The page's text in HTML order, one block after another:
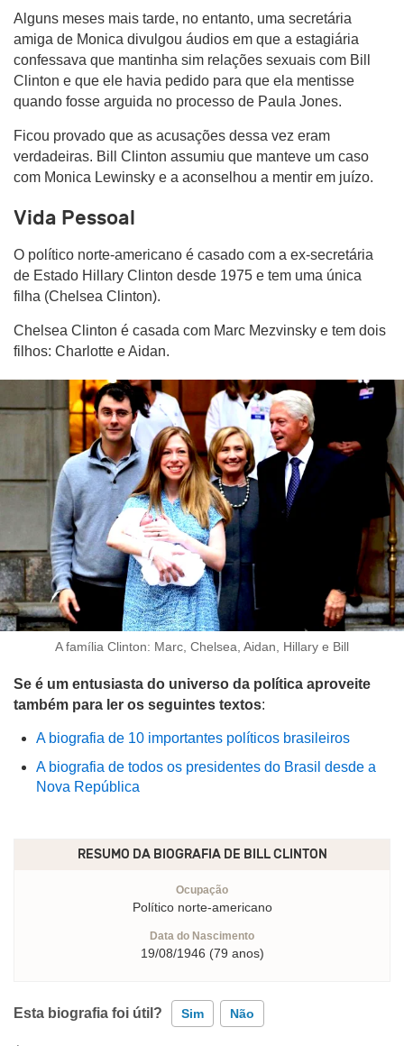
Alguns meses mais tarde, no entanto, uma secretária
amiga de Monica divulgou áudios em que a estagiária
confessava que mantinha sim relações sexuais com Bill
Clinton e que ele havia pedido para que ela mentisse
quando fosse arguida no processo de Paula Jones.
Ficou provado que as acusações dessa vez eram
verdadeiras. Bill Clinton assumiu que manteve um caso
com Monica Lewinsky e a aconselhou a mentir em juízo.
Vida Pessoal
O político norte-americano é casado com a ex-secretária
de Estado Hillary Clinton desde 1975 e tem uma única
filha (Chelsea Clinton).
Chelsea Clinton é casada com Marc Mezvinsky e tem dois
filhos: Charlotte e Aidan.
A família Clinton: Marc, Chelsea, Aidan, Hillary e Bill
Se é um entusiasta do universo da política aproveite
também para ler os seguintes textos:
A biografia de 10 importantes políticos brasileiros
A biografia de todos os presidentes do Brasil desde a
Nova República
RESUMO DA BIOGRAFIA DE BILL CLINTON
Ocupação
Político norte-americano
Data do Nascimento
19/08/1946 (79 anos)
Esta biografia foi útil? Sim Não